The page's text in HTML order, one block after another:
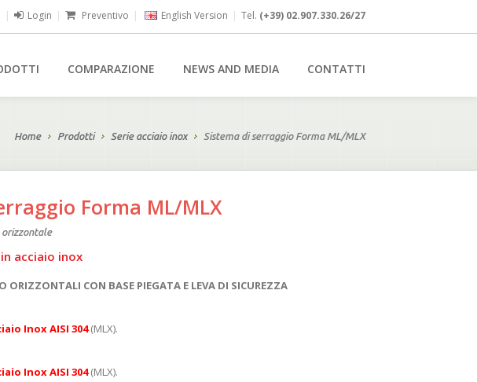
| Login | Preventivo | English Version | Tel. (+39) 02.907.330.26/27
COMPARAZIONE NEWS AND MEDIA CONTATTI
Home Prodotti Serie acciaio inox Sistema di serraggio Forma ML/MLX
Forma ML/MLX
orizzontale
acciaio inox
ORIZZONTALI CON BASE PIEGATA E LEVA DI SICUREZZA
Inox AISI 304(MLX).
Inox AISI 304(MLX).